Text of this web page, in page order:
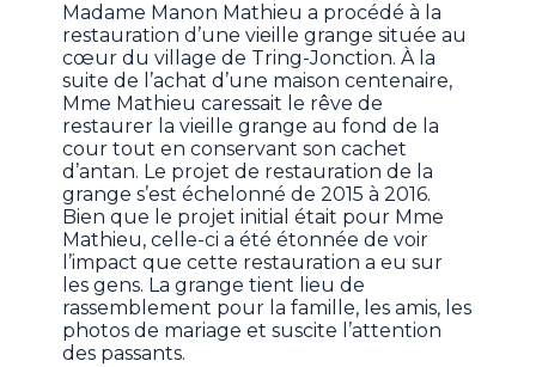
Madame Manon Mathieu a procédé à la
restauration d’une vieille grange située au
cœur du village de Tring-Jonction. À la
suite de l’achat d’une maison centenaire,
Mme Mathieu caressait le rêve de
restaurer la vieille grange au fond de la
cour tout en conservant son cachet
d’antan. Le projet de restauration de la
grange s’est échelonné de 2015 à 2016.
Bien que le projet initial était pour Mme
Mathieu, celle-ci a été étonnée de voir
l’impact que cette restauration a eu sur
les gens. La grange tient lieu de
rassemblement pour la famille, les amis, les
photos de mariage et suscite l’attention
des passants.